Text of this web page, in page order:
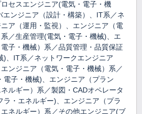
セスエンジニア(電気・電子・機
エンジニア（設計・構築）、IT系／ネ
ア（運用・監視）、エンジニア（電
／生産管理(電気・電子・機械)、エ
子・機械）系／品質管理・品質保証
)、IT系／ネットワークエンジニア
エンジニア（電気・電子・機械）系／
電子・機械)、エンジニア（プラン
ルギー）系／製図・CADオペレータ
ラ・エネルギー)、エンジニア（プラ
ネルギー）系／その他エンジニア(ブ